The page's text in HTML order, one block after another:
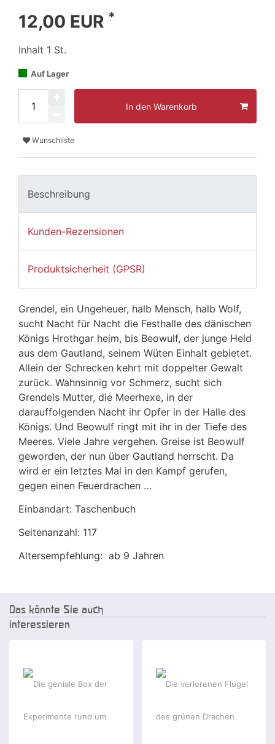
12,00 EUR *
Inhalt 1 St.
Auf Lager
In den Warenkorb
Wunschliste
Beschreibung
Kunden-Rezensionen
Produktsicherheit (GPSR)
Grendel, ein Ungeheuer, halb Mensch, halb Wolf,
sucht Nacht für Nacht die Festhalle des dänischen
Königs Hrothgar heim, bis Beowulf, der junge Held
aus dem Gautland, seinem Wüten Einhalt gebietet.
Allein der Schrecken kehrt mit doppelter Gewalt
zurück. Wahnsinnig vor Schmerz, sucht sich
Grendels Mutter, die Meerhexe, in der
darauffolgenden Nacht ihr Opfer in der Halle des
Königs. Und Beowulf ringt mit ihr in der Tiefe des
Meeres. Viele Jahre vergehen. Greise ist Beowulf
geworden, der nun über Gautland herrscht. Da
wird er ein letztes Mal in den Kampf gerufen,
gegen einen Feuerdrachen …
Einbandart: Taschenbuch
Seitenanzahl: 117
Altersempfehlung: ab 9 Jahren
Das könnte Sie auch
interessieren